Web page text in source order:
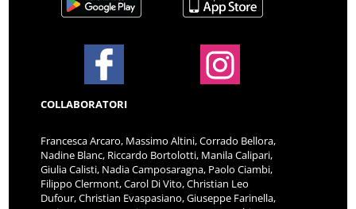
COLLABORATORI
Francesca Arcaro, Massimo Altini, Corrado Bellora,
Nadine Blanc, Riccardo Bortolotti, Manila Calipari,
Giulia Calisti, Nadia Camposaragna, Paolo Ciambi,
Filippo Clermont, Carol Di Vito, Christian Leo
Dufour, Christian Evaspasiano, Giuseppe Farinella,